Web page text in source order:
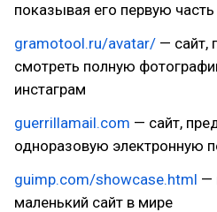
показывая его первую часть
gramotool.ru/avatar/ — сайт,
смотреть полную
инстаграм
guerrillamail.com — сайт,
одноразовую электронную
guimp.com/showcase.html —
маленький сайт в мире